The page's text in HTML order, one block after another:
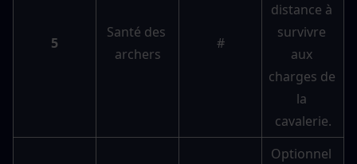
5
Santé des
archers
#
distance à
survivre
aux
charges de
la
cavalerie.
Optionnel